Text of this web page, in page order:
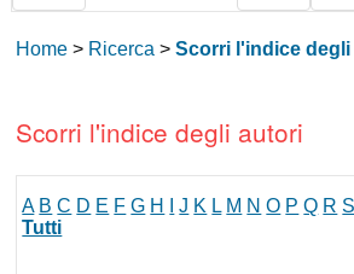
Home > Ricerca >Scorri l'indice
Scorri l'indice degli autori
A B C D E F G H J K L M N O P Q R S
Tutti